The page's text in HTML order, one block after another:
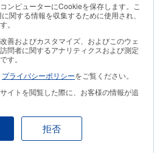
ンピューターにCookieを保存します。こ
関する情報を収集するために使用され、
。
善およびカスタマイズ、およびこのウェ
問者に関するアナリティクスおよび測定
す。
プライバシーポリシーをご覧ください。
イトを閲覧した際に、お客様の情報が追
拒否
Storageは、自動的にコ
が利点です。Cloud Storage
ラスがあり、利用状況に応
が適用されます。そのため、
レイクを構築したい方におす